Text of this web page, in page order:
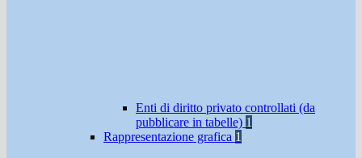
Enti di diritto privato controllati (da
pubblicare in tabelle) 1
Rappresentazione grafica 1